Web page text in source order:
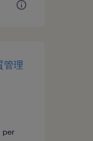
管理
per